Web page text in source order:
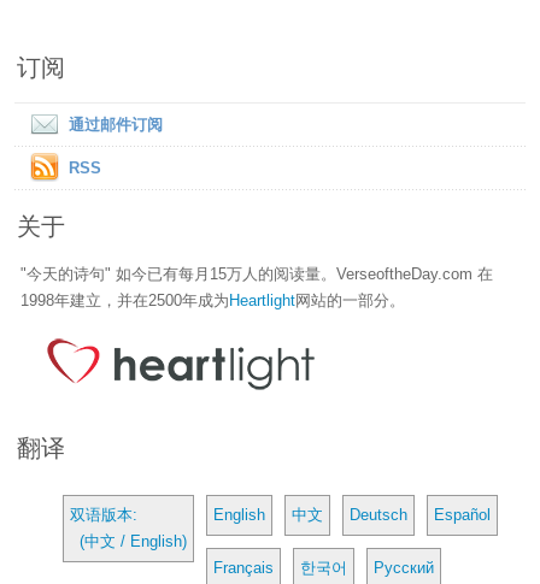
订阅
通过邮件订阅
RSS
关于
"今天的诗句" 如今已有每月15万人的阅读量。VerseoftheDay.com 在
1998年建立，并在2500年成为 Heartlight网站的一部分。
翻译
双语版本:
(中文 / English)
English 中文 Deutsch Español
Français 한국어 Русский